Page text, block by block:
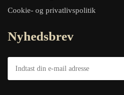
Cookie- og privatlivspolitik
Nyhedsbrev